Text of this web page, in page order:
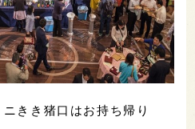
きき猪口はお持ち帰り